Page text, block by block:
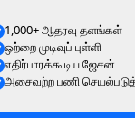
1,000+ ஆதரவு தளங்கள்
ஒற்றை முடிவுப் புள்ளி
எதிர்பாரக்கூடிய ஜேசன்
அசைவற்ற பணி